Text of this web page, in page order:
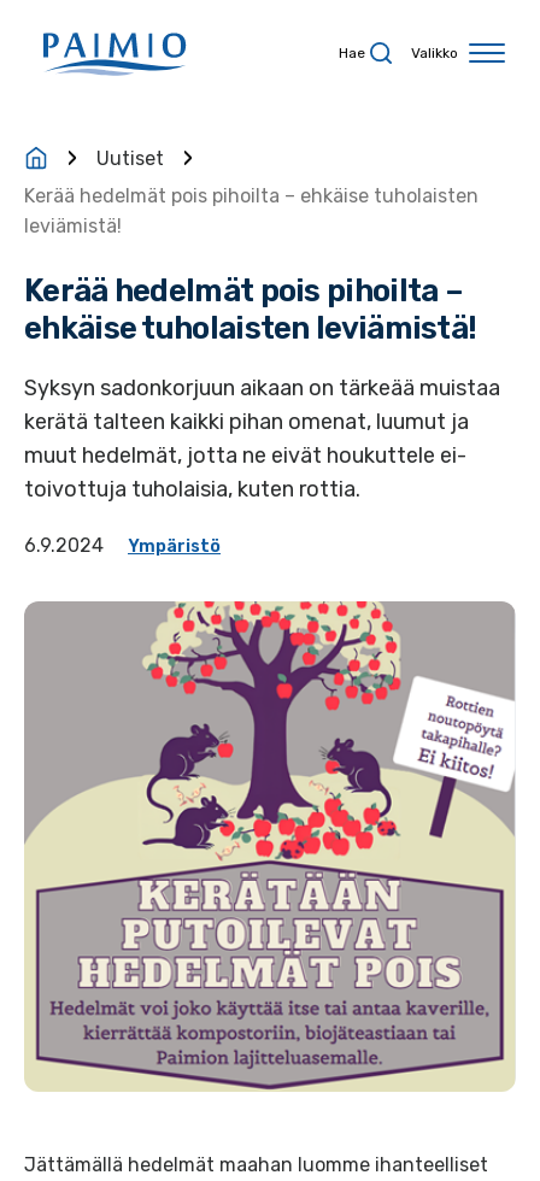
Hae Valikko
Uutiset
Kerää hedelmät pois pihoilta – ehkäise tuholaisten
leviämistä!
Kerää hedelmät pois pihoilta –
ehkäise tuholaisten leviämistä!
Syksyn sadonkorjuun aikaan on tärkeää muistaa
kerätä talteen kaikki pihan omenat, luumut ja
muut hedelmät, jotta ne eivät houkuttele ei-
toivottuja tuholaisia, kuten rottia.
6.9.2024 Ympäristö
Jättämällä hedelmät maahan luomme ihanteelliset